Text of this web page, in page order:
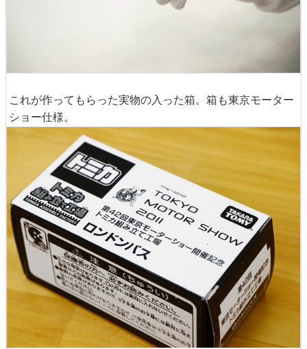
これが作ってもらった実物の入った箱。箱も東京モーター
ショー仕様。